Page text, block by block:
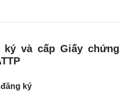
ký và cấp Giấy chứng
ký